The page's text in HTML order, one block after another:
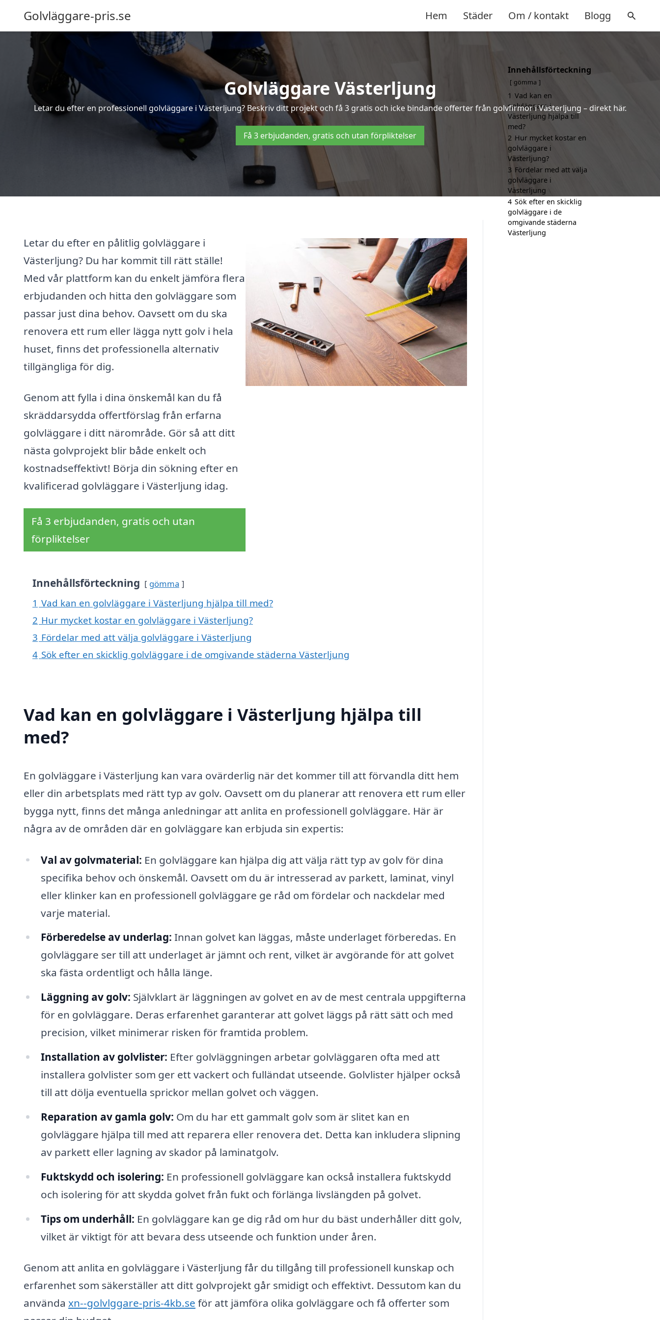
Golvläggare-pris.se Hem Städer Om / kontakt Blogg
Golvläggare Västerljung
Letar du efter en professionell golvläggare i Västerljung? Beskriv ditt projekt och få 3 gratis och icke bindande offerter från golvfirmor i Västerljung – direkt här.
Få 3 erbjudanden, gratis och utan förpliktelser
Letar du efter en pålitlig golvläggare i
Västerljung? Du har kommit till rätt ställe!
Med vår plattform kan du enkelt jämföra flera
erbjudanden och hitta den golvläggare som
passar just dina behov. Oavsett om du ska
renovera ett rum eller lägga nytt golv i hela
huset, finns det professionella alternativ
tillgängliga för dig.
Genom att fylla i dina önskemål kan du få
skräddarsydda offertförslag från erfarna
golvläggare i ditt närområde. Gör så att ditt
nästa golvprojekt blir både enkelt och
kostnadseffektivt! Börja din sökning efter en
kvalificerad golvläggare i Västerljung idag.
Få 3 erbjudanden, gratis och utan
förpliktelser
Innehållsförteckning gömma
1 Vad kan en golvläggare i Västerljung hjälpa till med?
2 Hur mycket kostar en golvläggare i Västerljung?
3 Fördelar med att välja golvläggare i Västerljung
4 Sök efter en skicklig golvläggare i de omgivande städerna Västerljung
Vad kan en golvläggare i Västerljung hjälpa till
med?
En golvläggare i Västerljung kan vara ovärderlig när det kommer till att förvandla ditt hem
eller din arbetsplats med rätt typ av golv. Oavsett om du planerar att renovera ett rum eller
bygga nytt, finns det många anledningar att anlita en professionell golvläggare. Här är
några av de områden där en golvläggare kan erbjuda sin expertis:
Val av golvmaterial: En golvläggare kan hjälpa dig att välja rätt typ av golv för dina
specifika behov och önskemål. Oavsett om du är intresserad av parkett, laminat, vinyl
eller klinker kan en professionell golvläggare ge råd om fördelar och nackdelar med
varje material.
Förberedelse av underlag: Innan golvet kan läggas, måste underlaget förberedas. En
golvläggare ser till att underlaget är jämnt och rent, vilket är avgörande för att golvet
ska fästa ordentligt och hålla länge.
Läggning av golv: Självklart är läggningen av golvet en av de mest centrala uppgifterna
för en golvläggare. Deras erfarenhet garanterar att golvet läggs på rätt sätt och med
precision, vilket minimerar risken för framtida problem.
Installation av golvlister: Efter golvläggningen arbetar golvläggaren ofta med att
installera golvlister som ger ett vackert och fulländat utseende. Golvlister hjälper också
till att dölja eventuella sprickor mellan golvet och väggen.
Reparation av gamla golv: Om du har ett gammalt golv som är slitet kan en
golvläggare hjälpa till med att reparera eller renovera det. Detta kan inkludera slipning
av parkett eller lagning av skador på laminatgolv.
Fuktskydd och isolering: En professionell golvläggare kan också installera fuktskydd
och isolering för att skydda golvet från fukt och förlänga livslängden på golvet.
Tips om underhåll: En golvläggare kan ge dig råd om hur du bäst underhåller ditt golv,
vilket är viktigt för att bevara dess utseende och funktion under åren.
Genom att anlita en golvläggare i Västerljung får du tillgång till professionell kunskap och
erfarenhet som säkerställer att ditt golvprojekt går smidigt och effektivt. Dessutom kan du
använda xn--golvlggare-pris-4kb.se för att jämföra olika golvläggare och få offerter som
Innehållsförteckning
gömma
1 Vad kan en
golvläggare i
Västerljung hjälpa till
med?
2 Hur mycket kostar en
golvläggare i
Västerljung?
3 Fördelar med att välja
golvläggare i
Västerljung
4 Sök efter en skicklig
golvläggare i de
omgivande städerna
Västerljung